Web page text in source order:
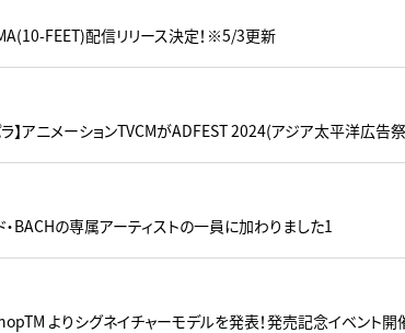
FEET)配信リリース決定！※5/3更新
アニメーションTVCMがADFEST 2024(アジア太平洋広告祭
・BACHの専属アーティストの一員に加わりました1
よりシグネイチャーモデルを発表！発売記念イベント開